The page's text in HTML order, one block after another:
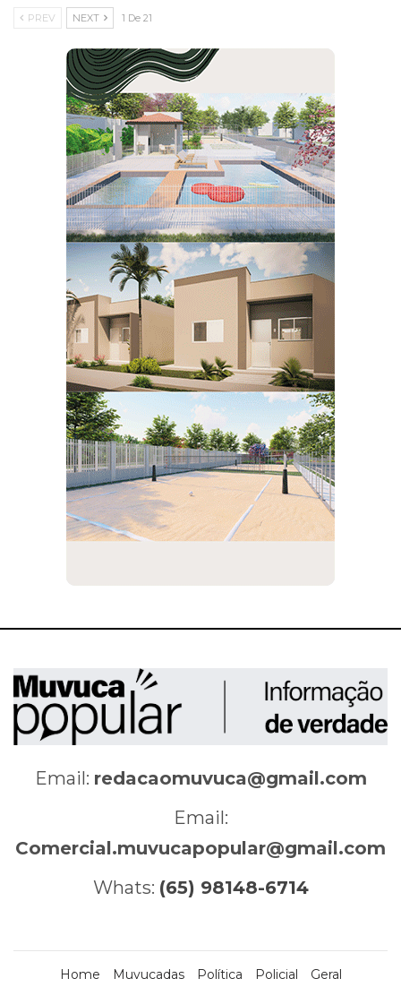
PREV NEXT 1 De 21
Email: redacaomuvuca@gmail.com
Email:
Comercial.muvucapopular@gmail.com
Whats: (65) 98148-6714
Home Muvucadas Política Policial Geral